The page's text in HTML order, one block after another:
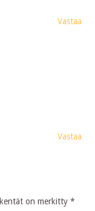
Vastaa
Vastaa
on merkitty*